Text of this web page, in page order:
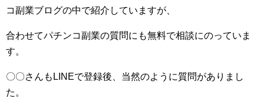
コ副業ブログの中で紹介していますが、
合わせてパチンコ副業の質問にも無料で相談にのっていま
す。
〇〇さんもLINEで登録後、当然のように質問がありまし
た。